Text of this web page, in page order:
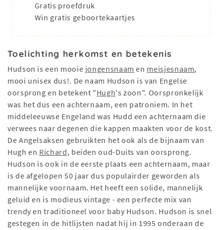
Gratis proefdruk
Win gratis geboortekaartjes
Toelichting herkomst en betekenis
Hudson is een mooie jongensnaam en meisjesnaam,
mooi unisex dus!. De naam Hudson is van Engelse
oorsprong en betekent "Hugh's zoon". Oorspronkelijk
was het dus een achternaam, een patroniem. In het
middeleeuwse Engeland was Hudd een achternaam die
verwees naar degenen die kappen maakten voor de kost.
De Angelsaksen gebruikten het ook als de bijnaam van
Hugh en Richard, beiden oud-Duits van oorsprong.
Hudson is ook in de eerste plaats een achternaam, maar
is de afgelopen 50 jaar dus populairder geworden als
mannelijke voornaam. Het heeft een solide, mannelijk
geluid en is modieus vintage - een perfecte mix van
trendy en traditioneel voor baby Hudson. Hudson is snel
gestegen in de hitlijsten nadat hij in 1995 onderaan de